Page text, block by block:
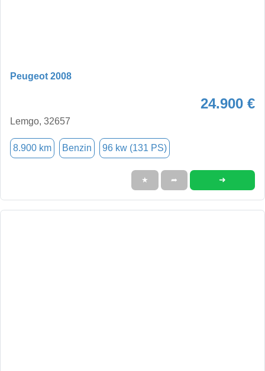
Peugeot 2008
24.900 €
Lemgo, 32657
8.900 km Benzin 96 kw (131 PS)
★ ➦ ➜